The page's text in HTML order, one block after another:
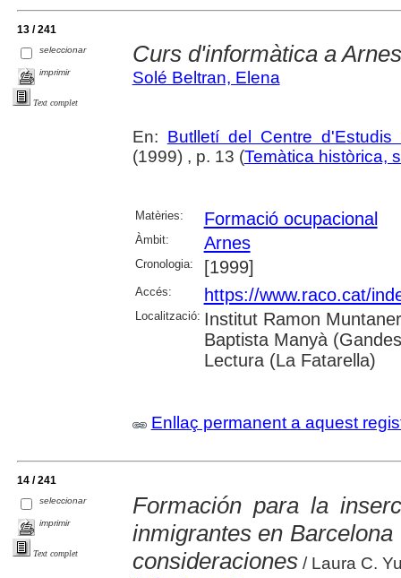
13 / 241
seleccionar
imprimir
Text complet
Curs d'informàtica a Arnes
Solé Beltran, Elena
En: Butlletí del Centre
(1999) , p. 13 (Temàtica històrica,
Matèries: Formació ocupacional
Àmbit: Arnes
Cronologia: [1999]
Accés: https://www.raco.cat/
Localització: Institut Ramon
Baptista Manyà
Lectura (La Fatarella)
Enllaç permanent a aquest
14 / 241
seleccionar
imprimir
Text complet
Formación para la
inmigrantes en
consideraciones/ Laura C.